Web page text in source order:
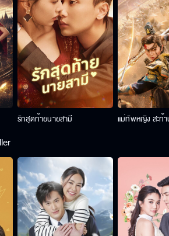
รักสุดท้ายนายสามี แม่ทัพหญิง สะท้